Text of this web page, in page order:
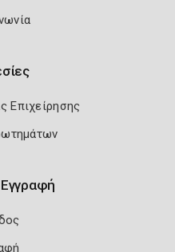
Επιχείρησης